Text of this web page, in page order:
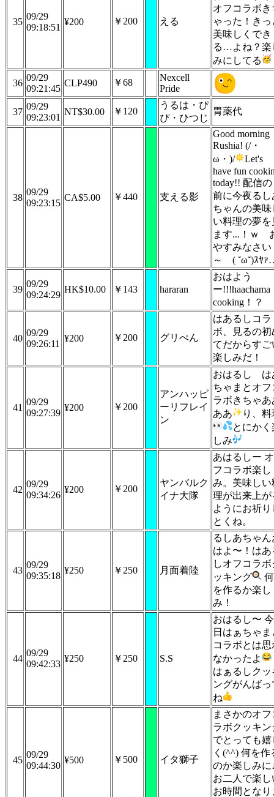
35
09/29
09:18:51
¥200 ￥200 える
オフコラボき
ゃった！きっ
美味しくでき
る…よね？楽
みにしてる
36
09/29
09:21:45
CLP490 ￥68
Nexcell
Pride
37
09/29
09:23:01
NT$30.00 ￥120
うるは・ぴ
ぴ・ひつじ
胃薬代
38
09/29
09:23:15
CA$5.00 ￥440 支える影
Good morning
Rushia! (/・
ω・)/
Let's
have fun
today!! 配信の
前に今夜るし
ちゃんの美味
い料理の夢を
ます...！ｗ
やすみなさい
～ ( ˘ω˘)ｽﾔ
39
09/29
09:24:29
HK$10.00 ￥143 hararan
おはよう
ー!!!haachama
cooking！？
40
09/29
09:26:11
¥200 ￥200 グリぺん
はあるしコラ
ボ、見るの初
てだからすご
楽しみだ！
41
09/29
09:27:39
¥200 ￥200
アンハッピ
ーリフレイ
ン
おはるし
は
ちゃまとオフ
ラボきちゃあ
ああ
り、料
とにかく
しみ
42
09/29
09:34:26
¥200 ￥200
ヤンバルク
イナ大隊
あはるしー オ
フコラボ楽し
み。美味しい
理が出来上が
ようにお祈り
とくね。
43
09/29
09:35:18
¥250 ￥250 月面着陸
るしあちゃん
はよ〜！はあ
しオフコラボ
ッキング
何
を作るか楽し
み！
44
09/29
09:42:33
¥250 ￥250 S.S
おはるし〜 今
日はぁちゃま
コラボとは思
なかったよ
はぁるしクッ
ングがんばっ
ね
45
09/29
09:44:30
¥500 ￥500 イタ獅子
まさかのオフ
ラボクッキン
でとっても嬉
く(^^) 何を作
のか楽しみに
お二人で楽し
お時間となり